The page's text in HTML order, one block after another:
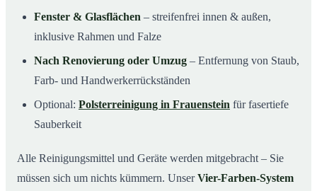
Fenster & Glasflächen – streifenfrei innen & außen,
inklusive Rahmen und Falze
Nach Renovierung oder Umzug – Entfernung von Staub,
Farb- und Handwerkerrückständen
Optional: Polsterreinigung in Frauenstein für fasertiefe
Sauberkeit
Alle Reinigungsmittel und Geräte werden mitgebracht – Sie
müssen sich um nichts kümmern. UnserVier-Farben-System